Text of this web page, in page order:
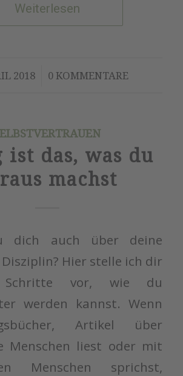
Weiterlesen
2018
/ 0 KOMMENTARE
ist das, was du
machst
dich auch über deine
Hier stelle ich dir
vor, wie du
werden kannst. Wenn
Artikel über
Menschen liest oder mit
Menschen sprichst,